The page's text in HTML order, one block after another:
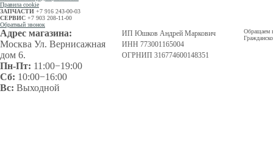
Правила cookie
ЗАПЧАСТИ +7 916 243-00-03
СЕРВИС +7 903 208-11-00
Обратный звонок
Адрес магазина:
Москва Ул. Вернисажная
дом 6.
Пн-Пт: 11:00−19:00
Сб: 10:00−16:00
Вс: Выходной
ИП Юшков Андрей Маркович
ИНН 773001165004
ОГРНИП 316774600148351
Обращаем